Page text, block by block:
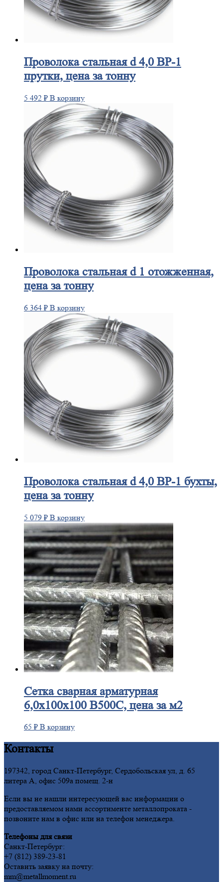
Проволокастальная d 4,0 ВР-1
прутки, цена за тонну
5 492 ₽ В корзину
Проволокастальная d 1 отожженная,
цена за тонну
6 364 ₽ В корзину
Проволокастальная d 4,0 ВР-1 бухты,
цена за тонну
5 079 ₽ В корзину
Сеткасварная арматурная
6,0х100х100 В500С, цена за м2
65 ₽ В корзину
Контакты
197342, город Санкт-Петербург, Сердобольская ул, д. 65
литера А, офис 509а помещ. 2-н
Если вы не нашли интересующей вас информации о
предоставляемом нами ассортименте металлопроката -
позвоните нам в офис или на телефон менеджера.
Телефоны для связи
Санкт-Петербург:
+7 (812) 389-23-81
Оставить заявку на почту:
mm@metallmoment.ru